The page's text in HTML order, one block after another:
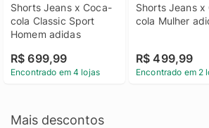
Shorts Jeans x Coca-
cola Classic Sport
Homem adidas
R$ 699,99
Encontrado em 4 lojas
Shorts Jeans x
cola Mulher
R$ 499,99
Encontrado em 2
Mais descontos